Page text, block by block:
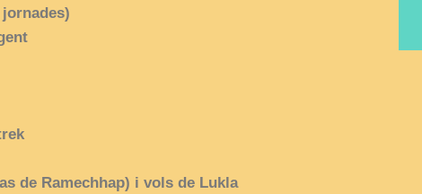
de Ramechhap) i vols de Lukla